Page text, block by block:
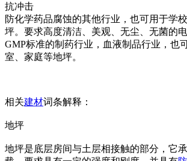
抗冲击
防化学药品腐蚀的其他行业，也可用于学
坪。要求高度清洁、美观、无尘、无菌的
GMP标准的制药行业，血液制品行业，也
室、家庭等地坪。
相关建材词条解释：
地坪
地坪是底层房间与土层相接触的部分，它